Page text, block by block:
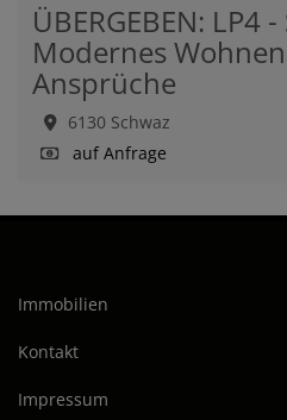
ÜBERGEBEN: LP4
Modernes
Ansprüche
6130 Schwaz
auf Anfrage
Immobilien
Kontakt
Impressum